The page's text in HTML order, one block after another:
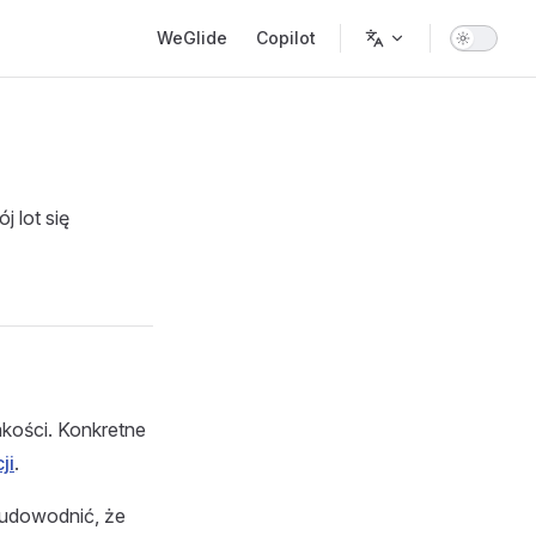
WeGlide Copilot
lot się
Konkretne
.
że